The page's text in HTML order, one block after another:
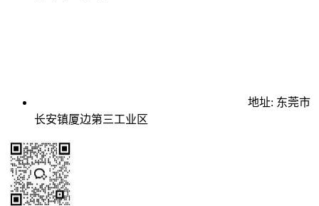
地址: 东莞市
长安镇厦边第三工业区